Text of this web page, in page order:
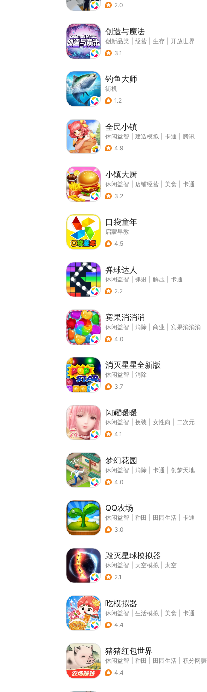
2.0
创造与魔法
创新品类 经营 生存
开放世界
3.1
钓鱼大师
街机
1.2
全民小镇
休闲益智 建造模拟 卡通
腾讯
4.9
小镇大厨
休闲益智 店铺经营 美食
卡通
3.2
口袋童年
启蒙早教
4.5
弹球达人
休闲益智 弹射 解压
卡通
2.2
宾果消消消
休闲益智 消除 商业
宾果消消消
4.0
消灭星星全新版
休闲益智
消除
3.7
闪耀暖暖
休闲益智 换装 女性向
二次元
4.1
梦幻花园
休闲益智 消除 卡通
创梦天地
4.0
QQ农场
休闲益智 种田 田园生活
卡通
3.0
毁灭星球模拟器
休闲益智 太空模拟
太空
2.1
吃模拟器
休闲益智 生活模拟 美食
卡通
4.4
猪猪红包世界
休闲益智 种田 田园生活
积分网赚
4.4